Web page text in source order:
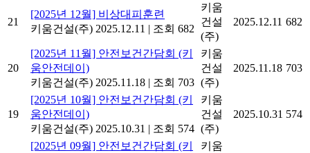
21
[2025년 12월] 비상대피훈련
키움건설(주) 2025.12.11 | 조회 682
키움
건설
(주)
2025.12.11 682
20
[2025년 11월] 안전보건간담회 (키
움안전데이)
키움건설(주) 2025.11.18 | 조회 703
키움
건설
(주)
2025.11.18 703
19
[2025년 10월] 안전보건간담회 (키
움안전데이)
키움건설(주) 2025.10.31 | 조회 574
키움
건설
(주)
2025.10.31 574
[2025년 09월] 안전보건간담회 (키
키움